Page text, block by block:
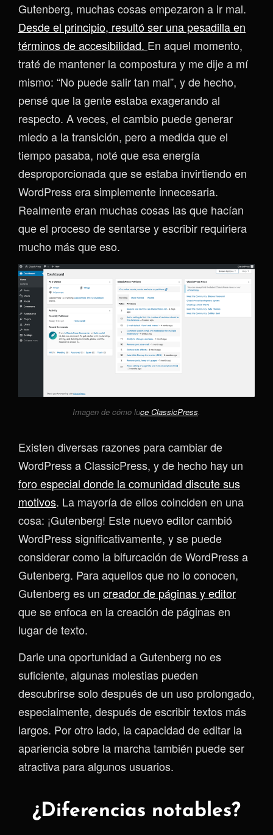
Gutenberg, muchas cosas empezaron a ir mal.
Desde el principio, resultó ser una pesadilla en
términos de accesibilidad. En aquel momento,
traté de mantener la compostura y me dije a mí
mismo: “No puede salir tan mal”, y de hecho,
pensé que la gente estaba exagerando al
respecto. A veces, el cambio puede generar
miedo a la transición, pero a medida que el
tiempo pasaba, noté que esa energía
desproporcionada que se estaba invirtiendo en
WordPress era simplemente innecesaria.
Realmente eran muchas cosas las que hacían
que el proceso de sentarse y escribir requiriera
mucho más que eso.
Imagen de cómo luce ClassicPress.
Existen diversas razones para cambiar de
WordPress a ClassicPress, y de hecho hay un
foro especial donde la comunidad discute sus
motivos. La mayoría de ellos coinciden en una
cosa: ¡Gutenberg! Este nuevo editor cambió
WordPress significativamente, y se puede
considerar como la bifurcación de WordPress a
Gutenberg. Para aquellos que no lo conocen,
Gutenberg es un creador de páginas y editor
que se enfoca en la creación de páginas en
lugar de texto.
Darle una oportunidad a Gutenberg no es
suficiente, algunas molestias pueden
descubrirse solo después de un uso prolongado,
especialmente, después de escribir textos más
largos. Por otro lado, la capacidad de editar la
apariencia sobre la marcha también puede ser
atractiva para algunos usuarios.
¿Diferencias notables?